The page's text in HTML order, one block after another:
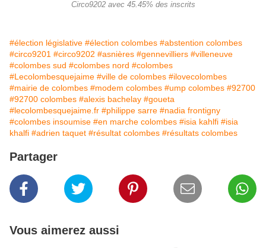
Circo9202 avec 45.45% des inscrits
#élection législative #élection colombes #abstention colombes
#circo9201 #circo9202 #asnières #gennevilliers #villeneuve
#colombes sud #colombes nord #colombes
#Lecolombesquejaime #ville de colombes #ilovecolombes
#mairie de colombes #modem colombes #ump colombes #92700
#92700 colombes #alexis bachelay #goueta
#lecolombesquejaime.fr #philippe sarre #nadia frontigny
#colombes insoumise #en marche colombes #isia kahlfi #isia
khalfi #adrien taquet #résultat colombes #résultats colombes
Partager
Vous aimerez aussi